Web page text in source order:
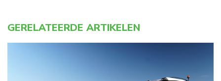
GERELATEERDE ARTIKELEN